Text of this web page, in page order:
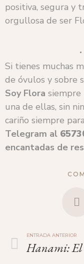
positiva, segura y
orgullosa de ser
Si tienes muchas
de óvulos y sobre
Soy Flora siempre
una de ellas, sin
cariño siempre
Telegram al
encantadas de
ENTRADA ANTERIOR